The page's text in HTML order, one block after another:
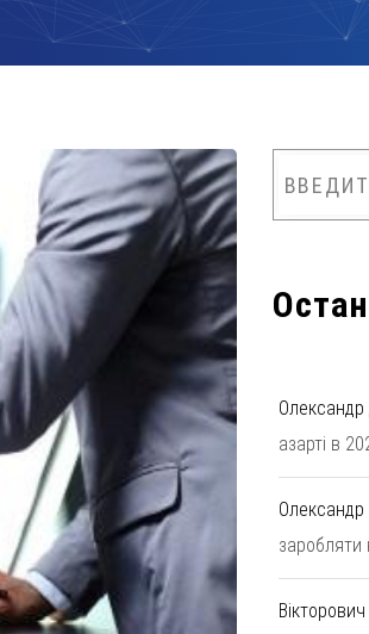
Олександр
азарті в
Олександр
заробляти